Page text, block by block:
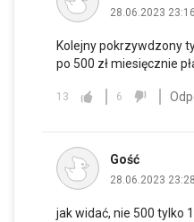
28.06.2023 23:16
Kolejny pokrzywdzony
po 500 zł miesięcznie
13 6
Gość
28.06.2023 23:28
jak widać, nie 500 tylko